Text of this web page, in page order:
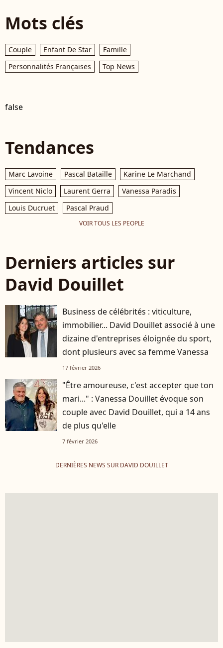
Mots clés
Couple Enfant De Star
Famille
Personnalités Françaises
Top News
false
Tendances
Marc Lavoine Pascal Bataille
Karine Le Marchand
Vincent Niclo
Laurent Gerra
Vanessa Paradis
Louis Ducruet
Pascal Praud
VOIR TOUS LES PEOPLE
Derniers articles sur
David Douillet
Business de célébrités : viticulture,
immobilier... David Douillet associé à une
dizaine d'entreprises éloignée du sport,
dont plusieurs avec sa femme Vanessa
17 février 2026
"Être amoureuse, c'est accepter que ton
mari..." : Vanessa Douillet évoque son
couple avec David Douillet, qui a 14 ans
de plus qu'elle
7 février 2026
DERNIÈRES NEWS SUR DAVID DOUILLET